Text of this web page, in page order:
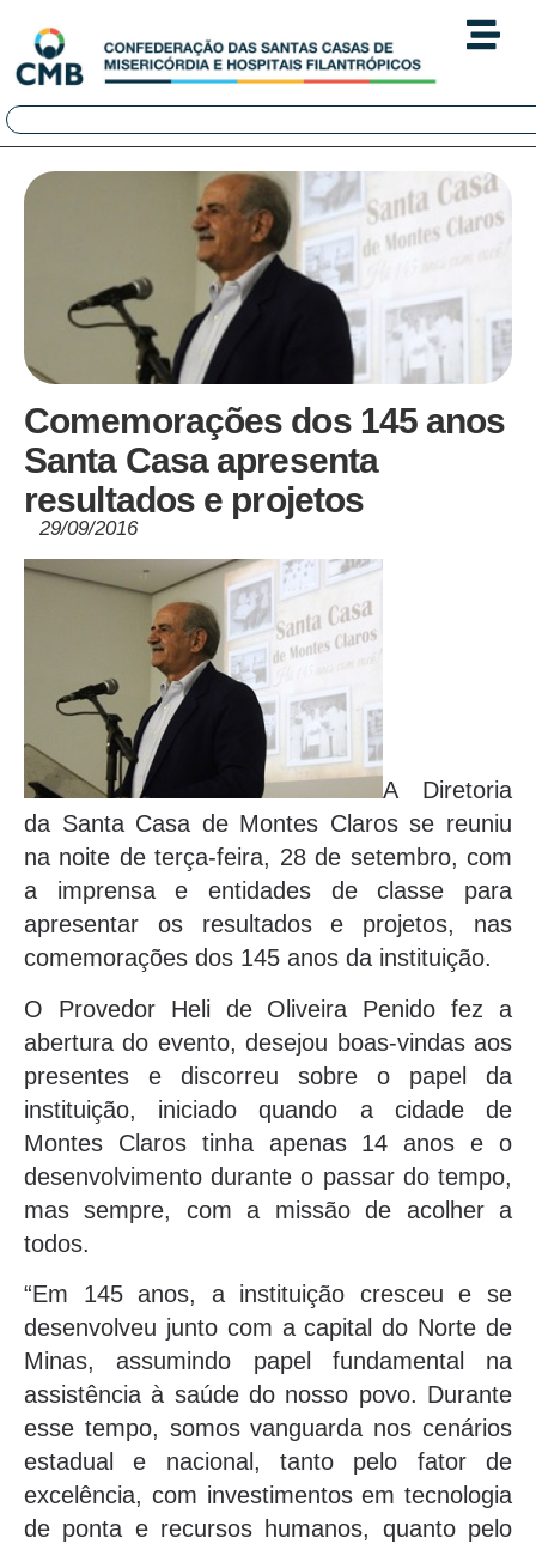
Comemorações dos 145 anos
Santa Casa apresenta
resultados e projetos
29/09/2016
A Diretoria
da Santa Casa de Montes Claros se reuniu
na noite de terça-feira, 28 de setembro, com
a imprensa e entidades de classe para
apresentar os resultados e projetos, nas
comemorações dos 145 anos da instituição.
O Provedor Heli de Oliveira Penido fez a
abertura do evento, desejou boas-vindas aos
presentes e discorreu sobre o papel da
instituição, iniciado quando a cidade de
Montes Claros tinha apenas 14 anos e o
desenvolvimento durante o passar do tempo,
mas sempre, com a missão de acolher a
todos.
“Em 145 anos, a instituição cresceu e se
desenvolveu junto com a capital do Norte de
Minas, assumindo papel fundamental na
assistência à saúde do nosso povo. Durante
esse tempo, somos vanguarda nos cenários
estadual e nacional, tanto pelo fator de
excelência, com investimentos em tecnologia
de ponta e recursos humanos, quanto pelo